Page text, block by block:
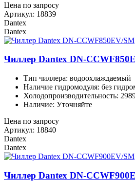
Цена по запросу
Артикул: 18839
Dantex
Dantex
Чиллер Dantex DN-
Тип чиллера: водоохлаждаемый
Наличие гидромодуля: без
Холодопроизводительность:
Наличие: Уточняйте
Цена по запросу
Артикул: 18840
Dantex
Dantex
Чиллер Dantex DN-